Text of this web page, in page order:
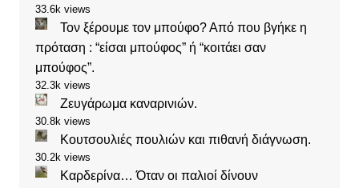
33.6k views
Τον ξέρουμε τον μπούφο? Από που βγήκε η
πρόταση : “είσαι μπούφος” ή “κοιτάει σαν
μπούφος”.
32.3k views
Ζευγάρωμα καναρινιών.
30.8k views
Κουτσουλιές πουλιών και πιθανή διάγνωση.
30.2k views
Καρδερίνα… Όταν οι παλιοί δίνουν